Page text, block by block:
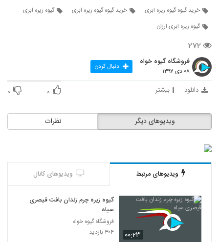
خرید گیوه گیوه زیره ابری
خرید گیوه گیوه زیره ابری
گیوه زیره ابری
گیوه زیره ابری ارزان
۲۷۲
فروشگاه گیوه خواه
۰۸ دی ۱۳۹۷ دنبال کردن
دانلود بیشتر ۰ ۰
نظرات ویدیوهای دیگر
ویدیوهای مرتبط ویدیوهای کانال
۰۰:۲۳
گیوه زیره چرم زندان بافت قیصری
سیاه
فروشگاه گیوه خواه
۳۰۴ بازدید